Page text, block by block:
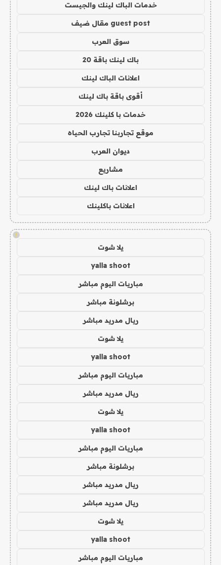
خدمات الباك لينك والجيست
guest post مقال ضيف
سوق العرب
باك لينك باقة 20
اعلانات الباك لينك
أقوى باقة باك لينك
خدمات با كلينك 2026
موقع تجاربنا تجارب الحياه
ديوان العرب
مشاريع
اعلانات باك لينك
اعلانات باكلينك
!
يلا شوت
yalla shoot
مباريات اليوم مباشر
برشلونة مباشر
ريال مدريد مباشر
يلا شوت
yalla shoot
مباريات اليوم مباشر
ريال مدريد مباشر
يلا شوت
yalla shoot
مباريات اليوم مباشر
برشلونة مباشر
ريال مدريد مباشر
ريال مدريد مباشر
يلا شوت
yalla shoot
مباريات اليوم مباشر